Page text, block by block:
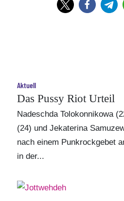
Aktuell
Das Pussy Riot Urteil
Nadeschda Tolokonnikowa
(24) und Jekaterina
nach einem Punkrockgebet
in der...